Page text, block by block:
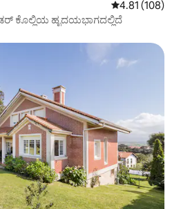
5 ರಲ್ಲಿ 4.81
4.81 (108)
ಕೊಲ್ಲಿಯ ಹೃದಯಭಾಗದಲ್ಲಿದೆ